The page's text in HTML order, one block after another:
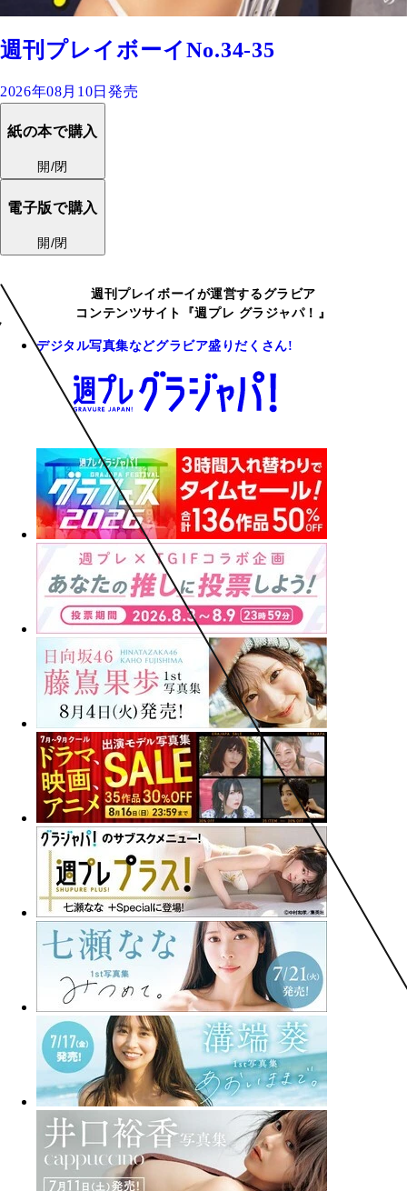
週刊プレイボーイNo.34-35
2026年08月10日発売
紙の本で購入
開/閉
電子版で購入
開/閉
週刊プレイボーイが運営するグラビア
コンテンツサイト『週プレ グラジャパ！』
デジタル写真集などグラビア盛りだくさん!